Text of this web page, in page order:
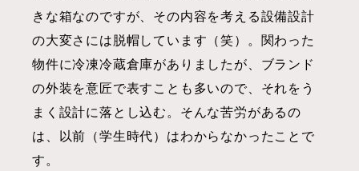
きな箱なのですが、その内容を考える設備設計
の大変さには脱帽しています（笑）。関わった
物件に冷凍冷蔵倉庫がありましたが、ブランド
の外装を意匠で表すことも多いので、それをう
まく設計に落とし込む。そんな苦労があるの
は、以前（学生時代）はわからなかったことで
す。